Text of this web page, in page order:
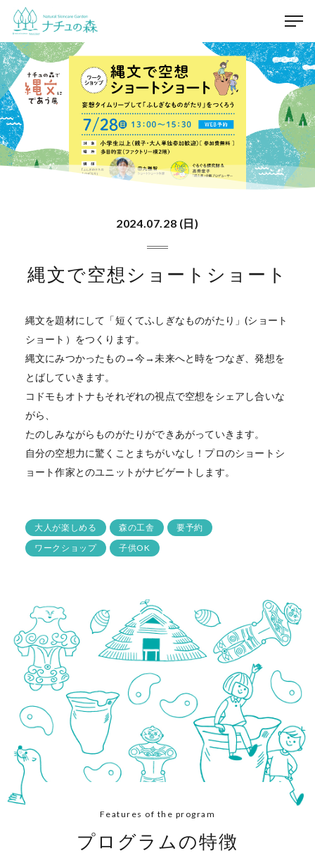
2024.07.28 (日)
縄文で空想ショートショート
縄文を題材にして「短くてふしぎなものがたり」(ショート
ショート）をつくります。
縄文にみつかったもの→今→未来へと時をつなぎ、発想を
とばしていきます。
コドモもオトナもそれぞれの視点で空想をシェアし合いな
がら、
たのしみながらものがたりができあがっていきます。
自分の空想力に驚くことまちがいなし！プロのショートシ
ョート作家とのユニットがナビゲートします。
大人が楽しめる 森の工舎
要予約
ワークショップ
子供OK
Features of the program
プログラムの特徴